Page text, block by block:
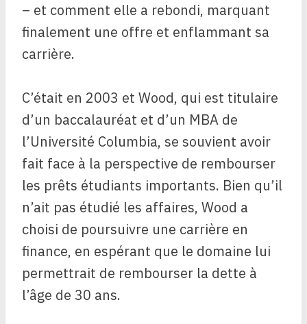
– et comment elle a rebondi, marquant
finalement une offre et enflammant sa
carrière.
C’était en 2003 et Wood, qui est titulaire
d’un baccalauréat et d’un MBA de
l’Université Columbia, se souvient avoir
fait face à la perspective de rembourser
les prêts étudiants importants. Bien qu’il
n’ait pas étudié les affaires, Wood a
choisi de poursuivre une carrière en
finance, en espérant que le domaine lui
permettrait de rembourser la dette à
l’âge de 30 ans.